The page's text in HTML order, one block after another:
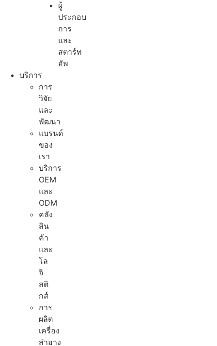
ผู้
ประกอบ
การ
และ
สตาร์ท
อัพ
บริการ
การ
วิจัย
และ
พัฒนา
แบรนด์
ของ
เรา
บริการ
OEM
และ
ODM
คลัง
สิน
ค้า
และ
โล
จิ
สติ
กส์
การ
ผลิต
เครื่อง
สำอาง